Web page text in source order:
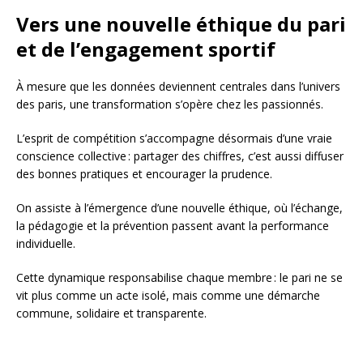
Vers une nouvelle éthique du pari
et de l’engagement sportif
À mesure que les données deviennent centrales dans l’univers
des paris, une transformation s’opère chez les passionnés.
L’esprit de compétition s’accompagne désormais d’une vraie
conscience collective : partager des chiffres, c’est aussi diffuser
des bonnes pratiques et encourager la prudence.
On assiste à l’émergence d’une nouvelle éthique, où l’échange,
la pédagogie et la prévention passent avant la performance
individuelle.
Cette dynamique responsabilise chaque membre : le pari ne se
vit plus comme un acte isolé, mais comme une démarche
commune, solidaire et transparente.